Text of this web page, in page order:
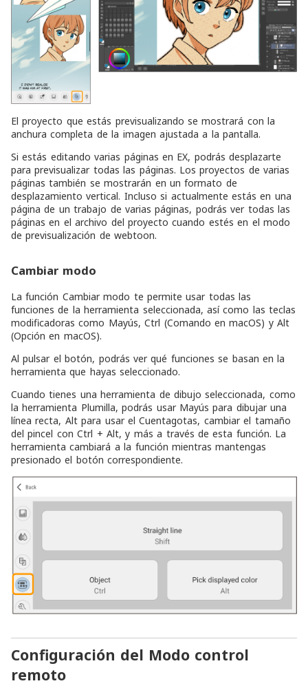
El proyecto que estás previsualizando se mostrará con la
anchura completa de la imagen ajustada a la pantalla.
Si estás editando varias páginas en EX, podrás desplazarte
para previsualizar todas las páginas. Los proyectos de varias
páginas también se mostrarán en un formato de
desplazamiento vertical. Incluso si actualmente estás en una
página de un trabajo de varias páginas, podrás ver todas las
páginas en el archivo del proyecto cuando estés en el modo
de previsualización de webtoon.
Cambiar modo
La función Cambiar modo te permite usar todas las
funciones de la herramienta seleccionada, así como las teclas
modificadoras como Mayús, Ctrl (Comando en macOS) y Alt
(Opción en macOS).
Al pulsar el botón, podrás ver qué funciones se basan en la
herramienta que hayas seleccionado.
Cuando tienes una herramienta de dibujo seleccionada, como
la herramienta Plumilla, podrás usar Mayús para dibujar una
línea recta, Alt para usar el Cuentagotas, cambiar el tamaño
del pincel con Ctrl + Alt, y más a través de esta función. La
herramienta cambiará a la función mientras mantengas
presionado el botón correspondiente.
Configuración del Modo control
remoto